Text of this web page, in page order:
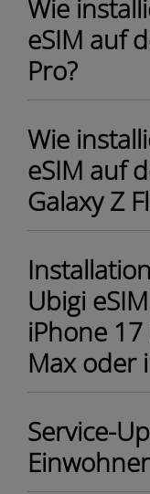
Wie
eSIM auf
Pro?
Wie
eSIM auf
Galaxy Z
Ubigi
iPhone
Max oder
Service-